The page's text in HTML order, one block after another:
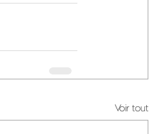
Voir tout